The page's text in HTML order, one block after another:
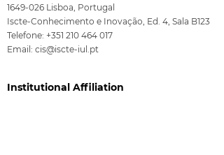
2026 Ciência Viva
Summer Internships
1649-026 Lisboa, Portugal
Iscte-Conhecimento e Inovação, Ed. 4, Sala B123
Telefone: +351 210 464 017
Email: cis@iscte-iul.pt
Institutional Affiliation